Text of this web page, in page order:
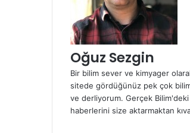
Oğuz Sezgin
Bir bilim sever ve kimyager
sitede gördüğünüz pek çok
ve derliyorum. Gerçek
haberlerini size aktarmaktan